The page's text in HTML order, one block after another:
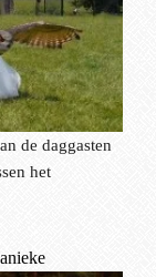
de daggasten
het